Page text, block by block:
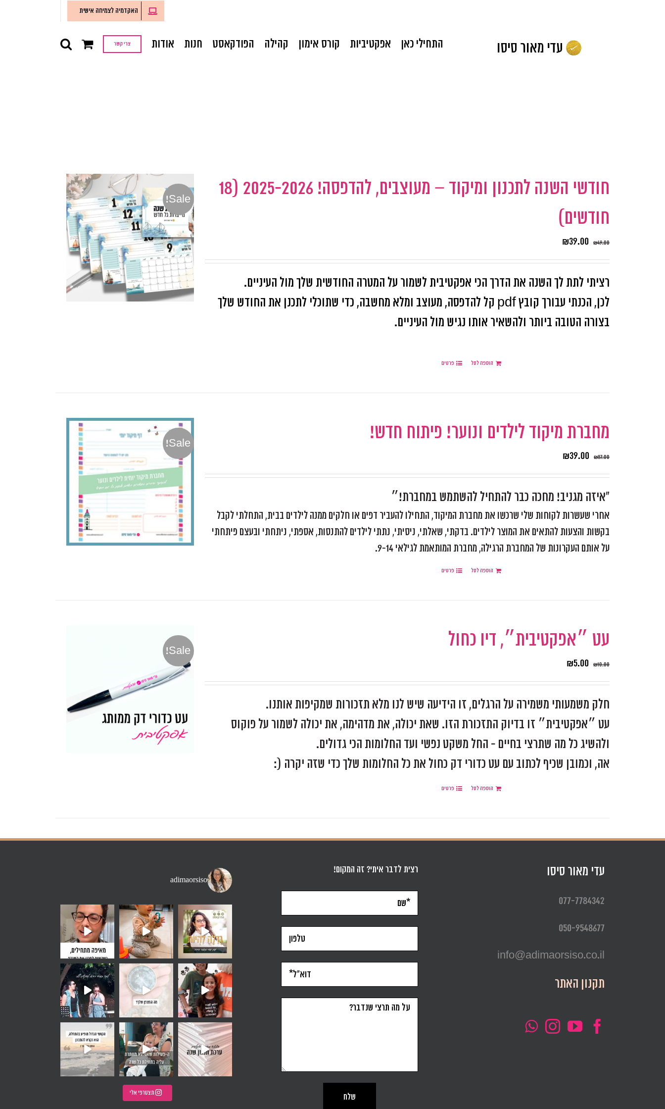
האקדמיה לצמיחה אישית
התחילי כאן אפקטיביות קורס אימון קהילה הפודקאסט חנות אודות צרי קשר
Sale!
חודשי השנה לתכנון ומיקוד – מעוצבים, להדפסה! 2025-2026 (18
חודשים)
₪49.00
₪39.00
רציתי לתת לך השנה את הדרך הכי אפקטיבית לשמור על המטרה החודשית שלך מול העיניים.
לכן, הכנתי עבורך קובץ pdf קל להדפסה, מעוצב ומלא מחשבה, כדי שתוכלי לתכנן את החודש שלך
בצורה הטובה ביותר ולהשאיר אותו נגיש מול העיניים.
הוספה לסל פרטים
Sale!
מחברת מיקוד לילדים ונוער! פיתוח חדש!
₪87.00
₪39.00
"איזה מגניב! מחכה כבר להתחיל להשתמש במחברת!״
אחרי שעשרות לקוחות שלי שרכשו את מחברת המיקוד, התחילו להעביר דפים או חלקים ממנה לילדים בבית, התחלתי לקבל
בקשות והצעות להתאים את המוצר לילדים. בדקתי, שאלתי, ניסיתי, נתתי לילדים להתנסות, אספתי, ניתחתי ובעצם פיתחתי
על אותם העקרונות של המחברת הרגילה, מחברת המותאמת לגילאי 9-14.
הוספה לסל פרטים
Sale!
עט ״אפקטיבית״, דיו כחול
₪10.00
₪5.00
חלק משמעותי משמירה על הרגלים, זו הידיעה שיש לנו מלא תזכורות שמקיפות אותנו.
עט ״אפקטיבית״ זו בדיוק התזכורת הזו. שאת יכולה, את מדהימה, את יכולה לשמור על פוקוס
ולהשיג כל מה שתרצי בחיים - החל משקט נפשי ועד החלומות הכי גדולים.
אה, וכמובן שכיף לכתוב עם עט כדורי דק כחול את כל החלומות שלך כדי שזה יקרה (:
הוספה לסל פרטים
עדי מאור סיסו
077-7784342
050-9548677
info@adimaorsiso.co.il
תקנון האתר
רצית לדבר איתי? זה המקום!
adimaorsiso
סגרתי את הפודקאסט ״אפקטיבית״ במרץ 2022. יש כאלה שתשעה חודשים זו ממש נקודת ציון. יותר זמן בחוץ מאשר
בתקופה האחרונה זו משפט שאני שומעת הרבה - אני רוצה
ילד על קביים, תינוקת וחום של אוגוסט- אז הלכנו על ח
אני מאמינה שלכל אחת מאיתנו יש מצפן פנימי שקיים בתו
לא היה לי חלום להיות חלק מהרכב. לא הייתי חלק מחבו
יש לי שריטה קשה. שלא לומר או.סי.די. כל קפל בפולדרשבוע חדש מתחיל ונשאלת השאלה, איך את בוחרת להתחיל א
תצטרפי אלי